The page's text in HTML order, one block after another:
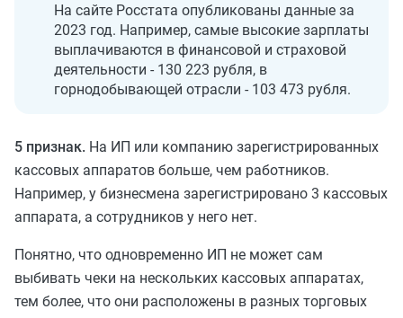
На сайте Росстата опубликованы данные за
2023 год. Например, самые высокие зарплаты
выплачиваются в финансовой и страховой
деятельности - 130 223 рубля, в
горнодобывающей отрасли - 103 473 рубля.
5 признак. На ИП или компанию зарегистрированных
кассовых аппаратов больше, чем работников.
Например, у бизнесмена зарегистрировано 3 кассовых
аппарата, а сотрудников у него нет.
Понятно, что одновременно ИП не может сам
выбивать чеки на нескольких кассовых аппаратах,
тем более, что они расположены в разных торговых